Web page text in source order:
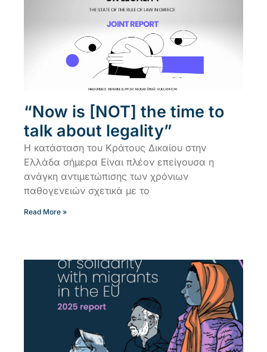
“Now is [NOT] the time to
talk about legality”
Η κατάσταση του Κράτους Δικαίου στην
Ελλάδα σήμερα Είναι πλέον επείγουσα η
ανάγκη αντιμετώπισης των χρόνιων
παθογενειών σχετικά με το
Read More »